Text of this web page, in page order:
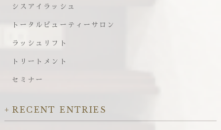
シスアイラッシュ
トータルビューティーサロン
ラッシュリフト
トリートメント
セミナー
RECENT ENTRIES